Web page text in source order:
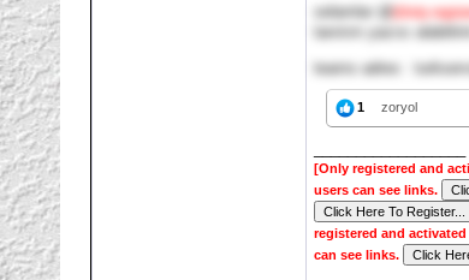
selamlar @ [Only
tanıtım yazısı alabilirim
teams adres :
1 zoryol
[Only registered and
users can see links.
registered and
can see links.